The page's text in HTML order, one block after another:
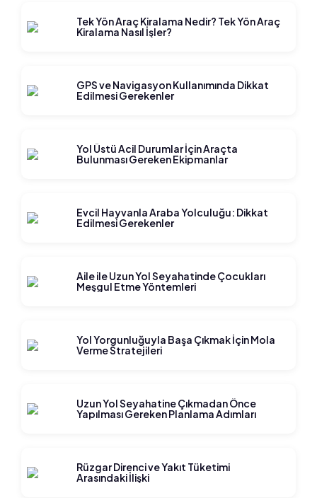
Tek Yön Araç Kiralama Nedir? Tek Yön Araç
Kiralama Nasıl İşler?
GPS ve Navigasyon Kullanımında Dikkat
Edilmesi Gerekenler
Yol Üstü Acil Durumlar İçin Araçta
Bulunması Gereken Ekipmanlar
Evcil Hayvanla Araba Yolculuğu: Dikkat
Edilmesi Gerekenler
Aile ile Uzun Yol Seyahatinde Çocukları
Meşgul Etme Yöntemleri
Yol Yorgunluğuyla Başa Çıkmak İçin Mola
Verme Stratejileri
Uzun Yol Seyahatine Çıkmadan Önce
Yapılması Gereken Planlama Adımları
Rüzgar Direnci ve Yakıt Tüketimi
Arasındaki İlişki